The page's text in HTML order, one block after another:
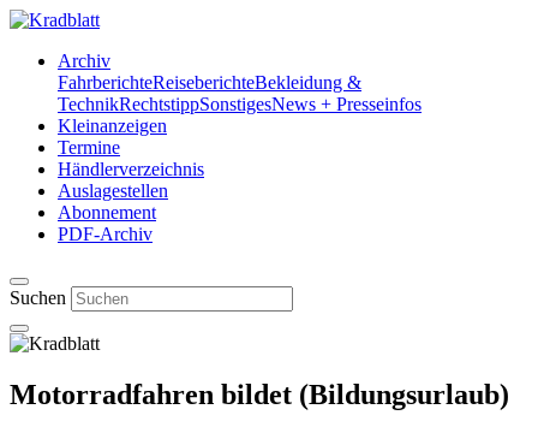
Archiv
FahrberichteReiseberichteBekleidung &
TechnikRechtstippSonstigesNews + Presseinfos
Kleinanzeigen
Termine
Händlerverzeichnis
Auslagestellen
Abonnement
PDF-Archiv
Suchen
Motorradfahren bildet (Bildungsurlaub)